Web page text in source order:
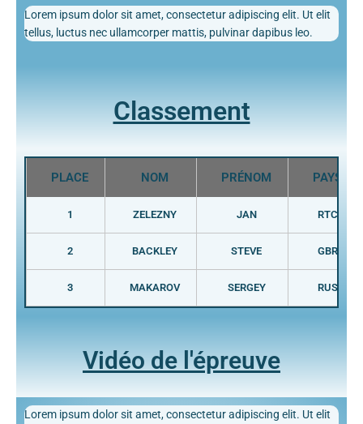
Lorem ipsum dolor sit amet, consectetur adipiscing elit. Ut elit
tellus, luctus nec ullamcorper mattis, pulvinar dapibus leo.
Classement
PLACE NOM PRÉNOM PAYS
1 ZELEZNY JAN RTC
2 BACKLEY STEVE GBR
3 MAKAROV SERGEY RUS
Vidéo de l'épreuve
Lorem ipsum dolor sit amet, consectetur adipiscing elit. Ut elit